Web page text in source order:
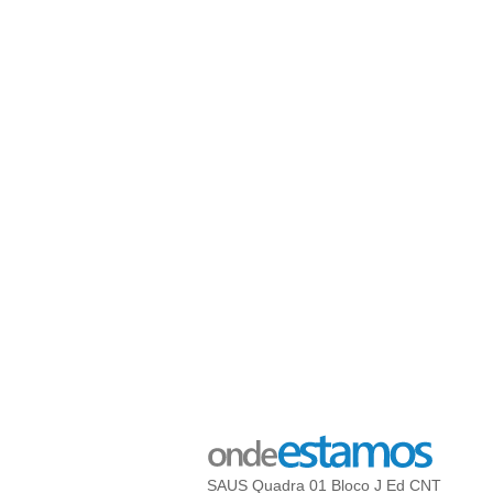
SAUS Quadra 01 Bloco J Ed CNT